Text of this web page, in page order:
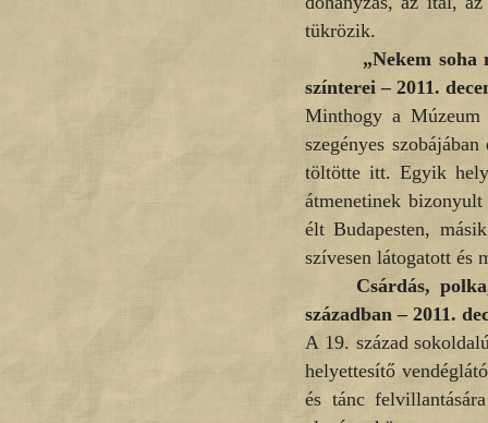
tükrözik.
„Nekem
színterei – 2011.
Minthogy a
szegényes
töltötte itt. Egyik
átmenetinek
élt Budapesten,
szívesen látogatott
Csárdás,
században – 2011.
A 19. század
helyettesítő
és tánc